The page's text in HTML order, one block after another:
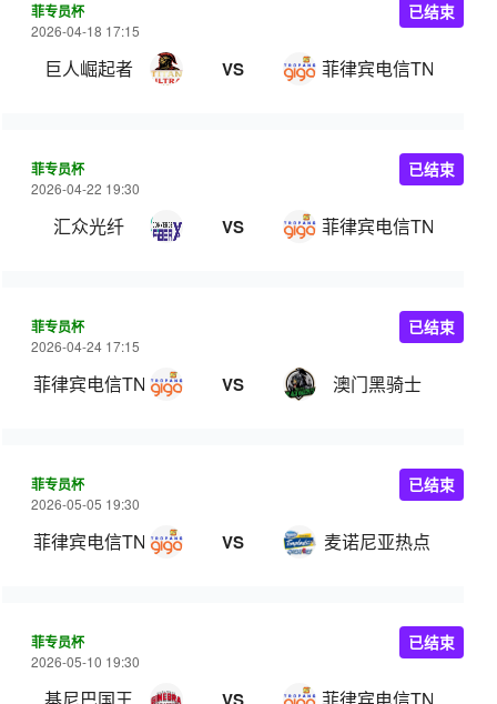
菲专员杯
2026-04-18 17:15
巨人崛起者 VS 菲律宾电信TNT
已结束
菲专员杯
2026-04-22 19:30
汇众光纤 VS 菲律宾电信TNT
已结束
菲专员杯
2026-04-24 17:15
菲律宾电信TNT VS 澳门黑骑士
已结束
菲专员杯
2026-05-05 19:30
菲律宾电信TNT VS 麦诺尼亚热点
已结束
菲专员杯
2026-05-10 19:30
已结束